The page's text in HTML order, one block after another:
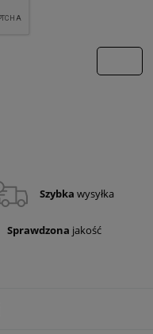
Szybka wysyłka
Sprawdzona jakość